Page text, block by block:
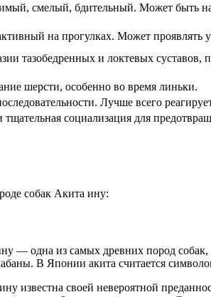
смелый, бдительный. Может быть
на прогулках. Может проявлять
тазобедренных и локтевых суставов,
шерсти, особенно во время линьки.
Лучше всего
тщательная социализация для
собак Акита ину:
— одна из самых древних пород
В Японии акита считается
известна своей невероятной